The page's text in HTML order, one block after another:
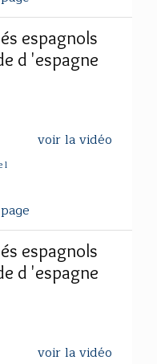
espagnols
d 'espagne
voir la vidéo
l
espagnols
d 'espagne
voir la vidéo